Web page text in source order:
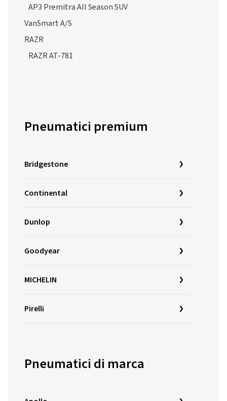
AP3 Premitra All Season SUV
VanSmart A/S
RAZR
RAZR AT-781
Pneumatici premium
Bridgestone
Continental
Dunlop
Goodyear
MICHELIN
Pirelli
Pneumatici di marca